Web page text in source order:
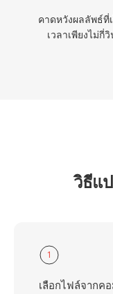
คาดหวังผลลัพธ์ที่
เวลาเพียงไม่กี่
วิธีแป
1
เลือกไฟล์จากค